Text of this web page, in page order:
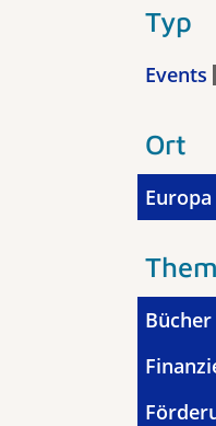
Typ
Events
Ort
Europa
Bücher